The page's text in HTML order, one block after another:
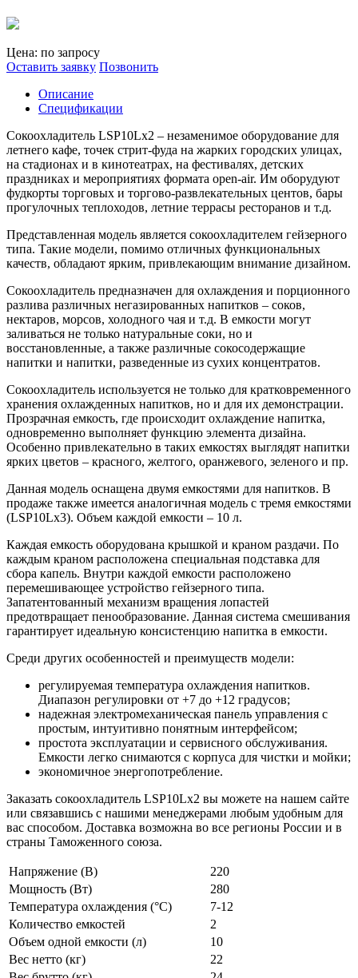
Цена: по запросу
Оставить заявку Позвонить
Описание
Спецификации
Сокоохладитель LSP10Lх2 – незаменимое оборудование для
летнего кафе, точек стрит-фуда на жарких городских улицах,
на стадионах и в кинотеатрах, на фестивалях, детских
праздниках и мероприятиях формата open-air. Им оборудуют
фудкорты торговых и торгово-развлекательных центов, бары
прогулочных теплоходов, летние террасы ресторанов и т.д.
Представленная модель является сокоохладителем гейзерного
типа. Такие модели, помимо отличных функциональных
качеств, обладают ярким, привлекающим внимание дизайном.
Сокоохладитель предназначен для охлаждения и порционного
разлива различных негазированных напитков – соков,
нектаров, морсов, холодного чая и т.д. В емкости могут
заливаться не только натуральные соки, но и
восстановленные, а также различные сокосодержащие
напитки и напитки, разведенные из сухих концентратов.
Сокоохладитель используется не только для кратковременного
хранения охлажденных напитков, но и для их демонстрации.
Прозрачная емкость, где происходит охлаждение напитка,
одновременно выполняет функцию элемента дизайна.
Особенно привлекательно в таких емкостях выглядят напитки
ярких цветов – красного, желтого, оранжевого, зеленого и пр.
Данная модель оснащена двумя емкостями для напитков. В
продаже также имеется аналогичная модель с тремя емкостями
(LSP10Lх3). Объем каждой емкости – 10 л.
Каждая емкость оборудована крышкой и краном раздачи. По
каждым краном расположена специальная подставка для
сбора капель. Внутри каждой емкости расположено
перемешивающее устройство гейзерного типа.
Запатентованный механизм вращения лопастей
предотвращает пенообразование. Данная система смешивания
гарантирует идеальную консистенцию напитка в емкости.
Среди других особенностей и преимуществ модели:
регулируемая температура охлаждения напитков.
Диапазон регулировки от +7 до +12 градусов;
надежная электромеханическая панель управления с
простым, интуитивно понятным интерфейсом;
простота эксплуатации и сервисного обслуживания.
Емкости легко снимаются с корпуса для чистки и мойки;
экономичное энергопотребление.
Заказать сокоохладитель LSP10Lх2 вы можете на нашем сайте
или связавшись с нашими менеджерами любым удобным для
вас способом. Доставка возможна во все регионы России и в
страны Таможенного союза.
Напряжение (В)
220
Мощность (Вт)
280
Температура охлаждения (°C)
7-12
Количество емкостей
2
Объем одной емкости (л)
10
Вес нетто (кг)
22